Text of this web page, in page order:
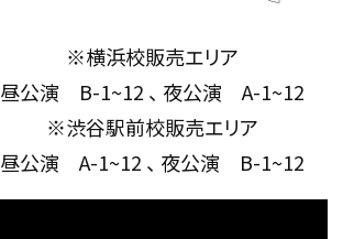
※横浜校販売エリア
昼公演 B-1~12 、 夜公演 A-1~12
※渋谷駅前校販売エリア
昼公演 A-1~12 、 夜公演 B-1~12